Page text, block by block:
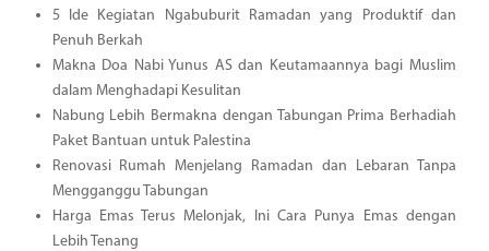
5 Ide Kegiatan Ngabuburit Ramadan yang Produktif dan
Penuh Berkah
Makna Doa Nabi Yunus AS dan Keutamaannya bagi Muslim
dalam Menghadapi Kesulitan
Nabung Lebih Bermakna dengan Tabungan Prima Berhadiah
Paket Bantuan untuk Palestina
Renovasi Rumah Menjelang Ramadan dan Lebaran Tanpa
Mengganggu Tabungan
Harga Emas Terus Melonjak, Ini Cara Punya Emas dengan
Lebih Tenang